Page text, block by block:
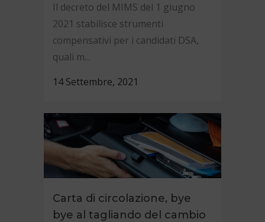
Il decreto del MIMS del 1 giugno
2021 stabilisce strumenti
compensativi per i candidati DSA,
quali m...
14 Settembre, 2021
Carta di circolazione, bye
bye al tagliando del cambio